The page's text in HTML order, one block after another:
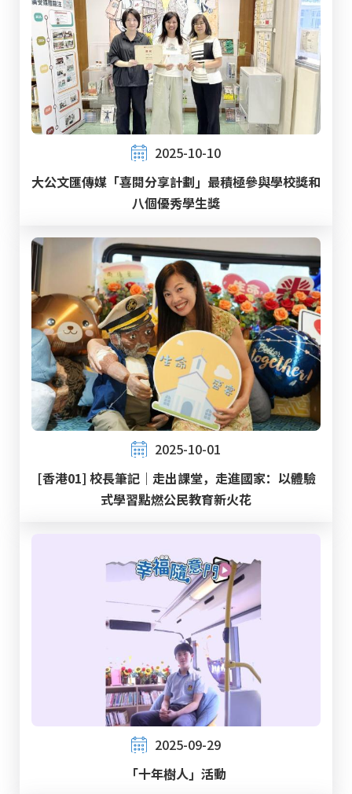
2025-10-10
大公文匯傳媒「喜閱分享計劃」最積極參與學校獎和
八個優秀學生獎
2025-10-01
[香港01] 校長筆記｜走出課堂，走進國家：以體驗
式學習點燃公民教育新火花
2025-09-29
「十年樹人」活動